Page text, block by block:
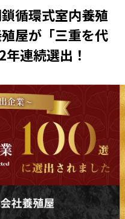
宮城エリア
形エリア
城エリア
馬エリア
葉エリア
摩エリア
新潟エリア
梨エリア
岐阜エリア
知エリア
賀エリア
循環式室内養殖
屋が「三重を代
連続選出！